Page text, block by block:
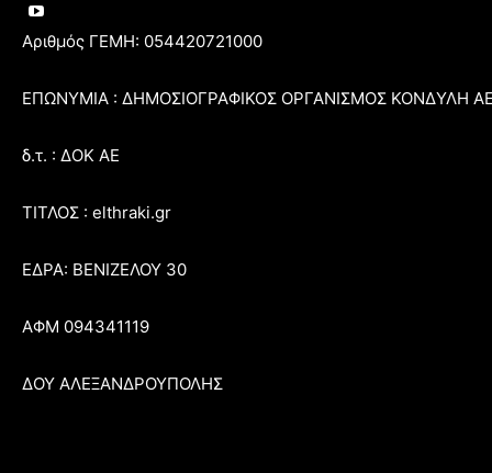
Αριθμός ΓΕΜΗ: 054420721000
ΕΠΩΝΥΜΙΑ : ΔΗΜΟΣΙΟΓΡΑΦΙΚΟΣ ΟΡΓΑΝΙΣΜΟΣ ΚΟΝΔΥΛΗ
δ.τ. : ΔΟΚ ΑΕ
ΤΙΤΛΟΣ : elthraki.gr
ΕΔΡΑ: ΒΕΝΙΖΕΛΟΥ 30
ΑΦΜ 094341119
ΔΟΥ ΑΛΕΞΑΝΔΡΟΥΠΟΛΗΣ